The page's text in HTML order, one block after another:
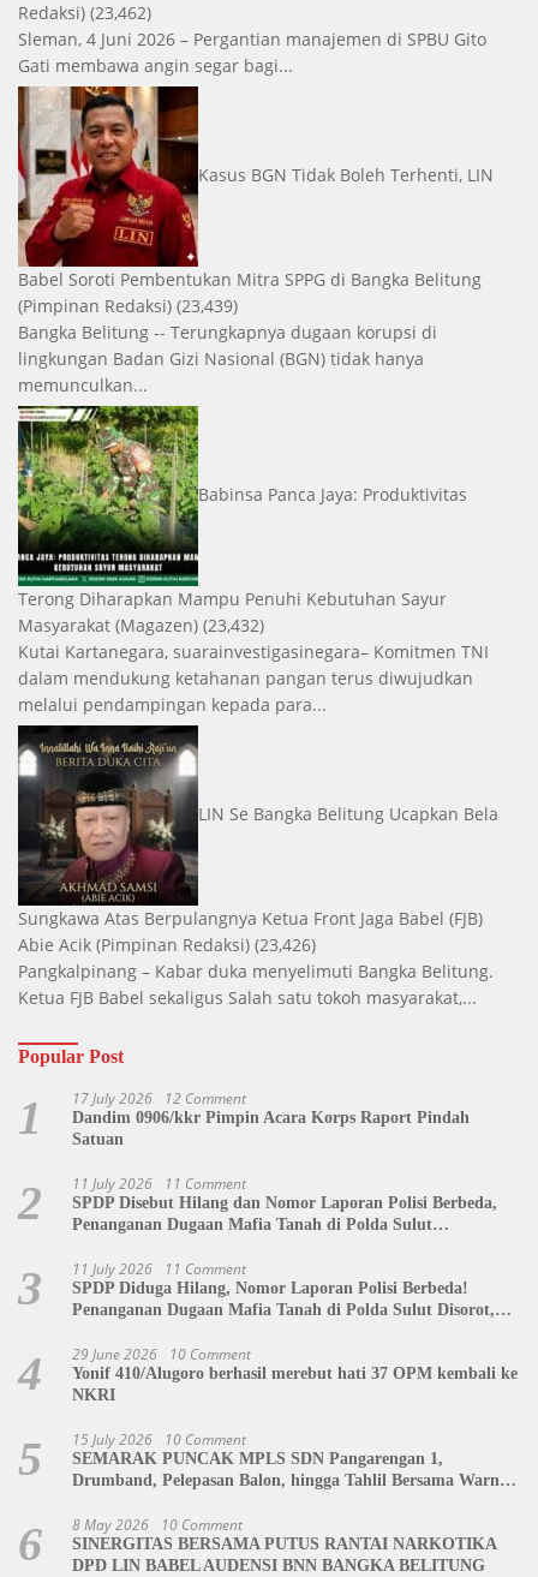
Redaksi) (23,462)
Sleman, 4 Juni 2026 – Pergantian manajemen di SPBU Gito
Gati membawa angin segar bagi...
Kasus BGN Tidak Boleh Terhenti, LIN
Babel Soroti Pembentukan Mitra SPPG di Bangka Belitung
(Pimpinan Redaksi) (23,439)
Bangka Belitung -- Terungkapnya dugaan korupsi di
lingkungan Badan Gizi Nasional (BGN) tidak hanya
memunculkan...
Babinsa Panca Jaya: Produktivitas
Terong Diharapkan Mampu Penuhi Kebutuhan Sayur
Masyarakat (Magazen) (23,432)
Kutai Kartanegara, suarainvestigasinegara– Komitmen TNI
dalam mendukung ketahanan pangan terus diwujudkan
melalui pendampingan kepada para...
LIN Se Bangka Belitung Ucapkan Bela
Sungkawa Atas Berpulangnya Ketua Front Jaga Babel (FJB)
Abie Acik (Pimpinan Redaksi) (23,426)
Pangkalpinang – Kabar duka menyelimuti Bangka Belitung.
Ketua FJB Babel sekaligus Salah satu tokoh masyarakat,...
Popular Post
1 17 July 2026 12 Comment
Dandim 0906/kkr Pimpin Acara Korps Raport Pindah
Satuan
2 11 July 2026 11 Comment
SPDP Disebut Hilang dan Nomor Laporan Polisi Berbeda,
Penanganan Dugaan Mafia Tanah di Polda Sulut
3 11 July 2026 11 Comment
SPDP Diduga Hilang, Nomor Laporan Polisi Berbeda!
Penanganan Dugaan Mafia Tanah di Polda Sulut Disorot,
4 29 June 2026 10 Comment
Yonif 410/Alugoro berhasil merebut hati 37 OPM kembali ke
NKRI
5 15 July 2026 10 Comment
SEMARAK PUNCAK MPLS SDN Pangarengan 1,
Drumband, Pelepasan Balon, hingga Tahlil Bersama Warnai
6 8 May 2026 10 Comment
SINERGITAS BERSAMA PUTUS RANTAI NARKOTIKA
DPD LIN BABEL AUDENSI BNN BANGKA BELITUNG